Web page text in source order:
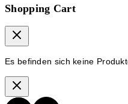
Shopping Cart
Es befinden sich keine